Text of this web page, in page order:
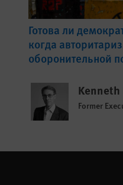
Готова ли
когда
оборонительной
Kenneth
Former